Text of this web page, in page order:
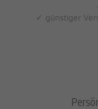
✓ günstiger